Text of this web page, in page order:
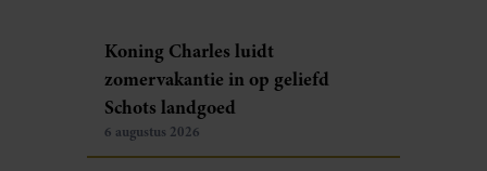
Koning Charles luidt
zomervakantie in op geliefd
Schots landgoed
6 augustus 2026